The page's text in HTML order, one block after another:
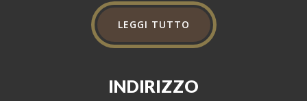
LEGGI TUTTO
INDIRIZZO